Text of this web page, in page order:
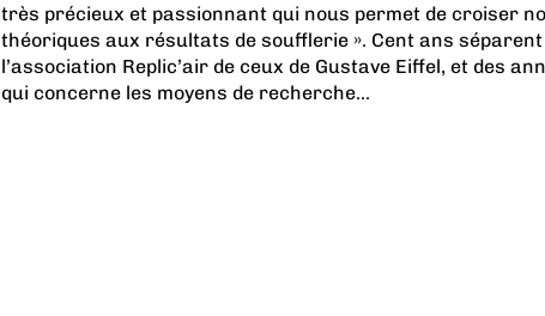
très précieux et passionnant qui nous permet de croiser
théoriques aux résultats de soufflerie ». Cent ans
l’association Replic’air de ceux de Gustave Eiffel, et des
qui concerne les moyens de recherche...